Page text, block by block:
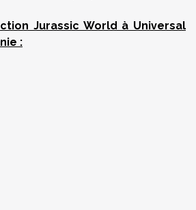
Jurassic World à Universal
: